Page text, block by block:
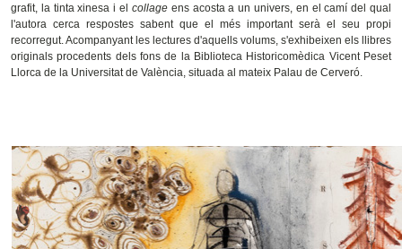
grafit, la tinta xinesa i el collage ens acosta a un univers, en el camí del qual
l'autora cerca respostes sabent que el més important serà el seu propi
recorregut. Acompanyant les lectures d'aquells volums, s'exhibeixen els llibres
originals procedents dels fons de la Biblioteca Historicomèdica Vicent Peset
Llorca de la Universitat de València, situada al mateix Palau de Cerveró.